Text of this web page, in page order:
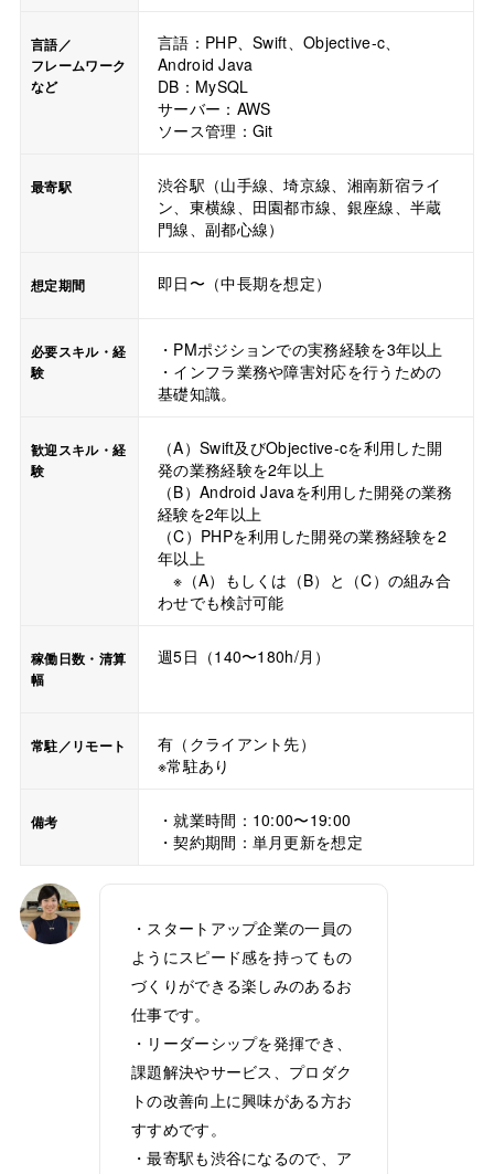
言語／
フレームワーク
など
言語：PHP、Swift、Objective-c、
Android Java
DB：MySQL
サーバー：AWS
ソース管理：Git
最寄駅
渋谷駅（山手線、埼京線、湘南新宿ライ
ン、東横線、田園都市線、銀座線、半蔵
門線、副都心線）
想定期間 即日〜（中長期を想定）
必要スキル・経
験
・PMポジションでの実務経験を3年以上
・インフラ業務や障害対応を行うための
基礎知識。
歓迎スキル・経
験
（A）Swift及びObjective-cを利用した開
発の業務経験を2年以上
（B）Android Javaを利用した開発の業務
経験を2年以上
（C）PHPを利用した開発の業務経験を2
年以上
※（A）もしくは（B）と（C）の組み合
わせでも検討可能
稼働日数・清算
幅
週5日（140〜180h/月）
常駐／リモート
有（クライアント先）
※常駐あり
備考
・就業時間：10:00〜19:00
・契約期間：単月更新を想定
・スタートアップ企業の一員の
ようにスピード感を持ってもの
づくりができる楽しみのあるお
仕事です。
・リーダーシップを発揮でき、
課題解決やサービス、プロダク
トの改善向上に興味がある方お
すすめです。
・最寄駅も渋谷になるので、ア